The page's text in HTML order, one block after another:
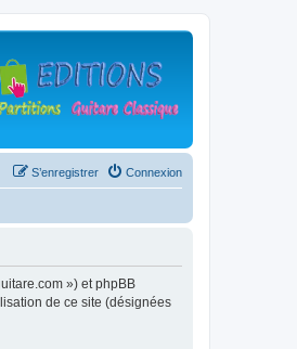
Connexion
S’enregistrer
») et phpBB
de ce site (désignées